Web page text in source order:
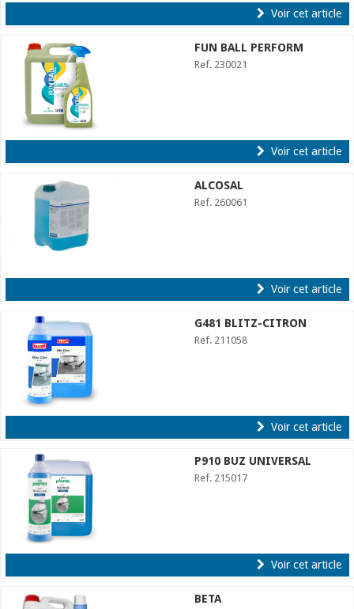
Voir cet article
FUN BALL PERFORM
Ref. 230021
Voir cet article
ALCOSAL
Ref. 260061
Voir cet article
G481 BLITZ-CITRON
Ref. 211058
Voir cet article
P910 BUZ UNIVERSAL
Ref. 215017
Voir cet article
BETA